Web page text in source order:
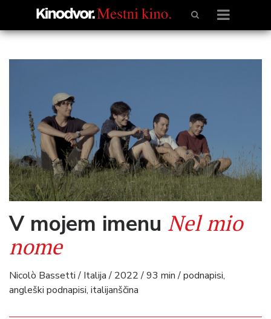
V mojem imenu Nel mio
nome
Nicolò Bassetti / Italija / 2022 / 93 min / podnapisi,
angleški podnapisi, italijanščina